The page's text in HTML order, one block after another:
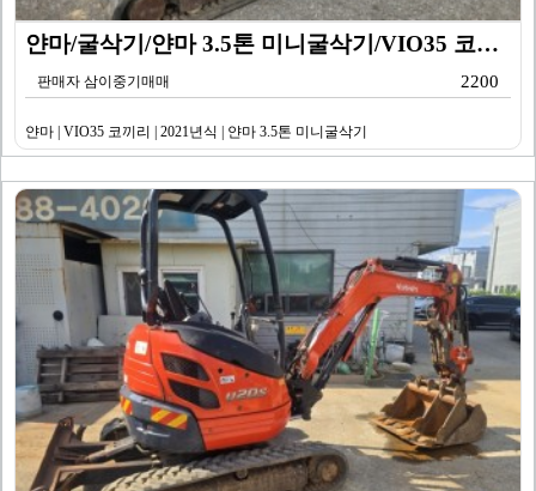
얀마/굴삭기/얀마 3.5톤 미니굴삭기/VIO35 코끼리…
판매자 삼이중기매매 2200
얀마 | VIO35 코끼리 | 2021년식 | 얀마 3.5톤 미니굴삭기